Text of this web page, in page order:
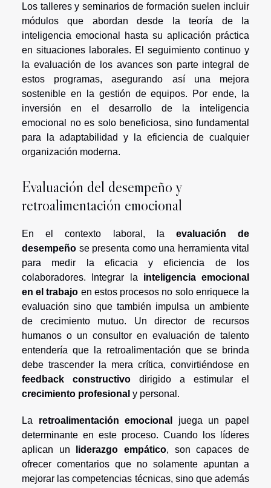
Los talleres y seminarios de formación suelen incluir
módulos que abordan desde la teoría de la
inteligencia emocional hasta su aplicación práctica
en situaciones laborales. El seguimiento continuo y
la evaluación de los avances son parte integral de
estos programas, asegurando así una mejora
sostenible en la gestión de equipos. Por ende, la
inversión en el desarrollo de la inteligencia
emocional no es solo beneficiosa, sino fundamental
para la adaptabilidad y la eficiencia de cualquier
organización moderna.
Evaluación del desempeño y
retroalimentación emocional
En el contexto laboral, la evaluación de
desempeño se presenta como una herramienta vital
para medir la eficacia y eficiencia de los
colaboradores. Integrar la inteligencia emocional
en el trabajo en estos procesos no solo enriquece la
evaluación sino que también impulsa un ambiente
de crecimiento mutuo. Un director de recursos
humanos o un consultor en evaluación de talento
entendería que la retroalimentación que se brinda
debe trascender la mera crítica, convirtiéndose en
feedback constructivo dirigido a estimular el
crecimiento profesional y personal.
La retroalimentación emocional
juega un papel
determinante en este proceso. Cuando los líderes
aplican un
liderazgo empático, son capaces de
ofrecer comentarios que no solamente apuntan a
mejorar las competencias técnicas, sino que además